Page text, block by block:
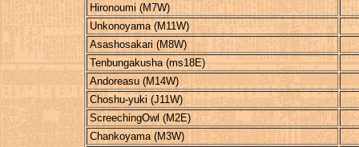
Hironoumi (M7W)
Unkonoyama (M11W)
Asashosakari (M8W)
Tenbungakusha (ms18E)
Andoreasu (M14W)
Choshu-yuki (J11W)
ScreechingOwl (M2E)
Chankoyama (M3W)